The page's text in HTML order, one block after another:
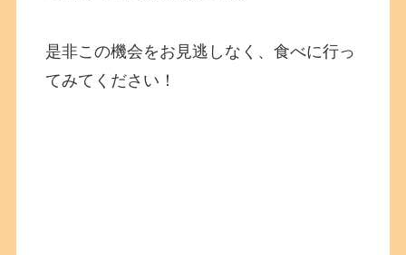
是非この機会をお見逃しなく、食べに行っ
てみてください！